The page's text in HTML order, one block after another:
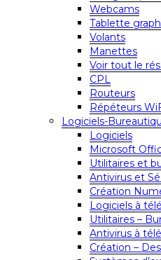
Webcams
Tablette
Volants
Manettes
Voir tout le
CPL
Routeurs
Répéteurs
Logiciels-
Logiciels
Microsoft
Utilitaires et
Antivirus et
Création
Logiciels à
Utilitaires –
Antivirus à
Création –